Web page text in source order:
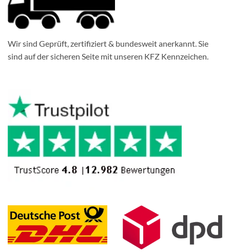
Wir sind Geprüft, zertifiziert & bundesweit anerkannt. Sie
sind auf der sicheren Seite mit unseren KFZ Kennzeichen.